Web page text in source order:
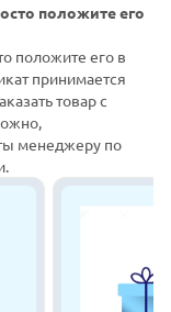
положите его
положите его в
принимается
товар с
менеджеру по